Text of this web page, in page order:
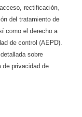
rectificación,
del tratamiento de
como el derecho a
de control (AEPD).
sobre
de privacidad de